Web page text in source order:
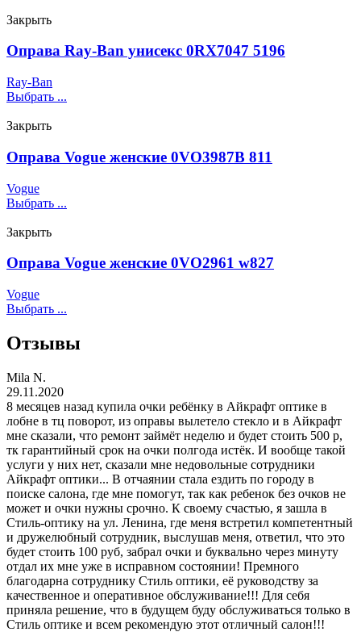
Закрыть
Оправа Ray-Ban унисекс 0RX7047 5196
Ray-Ban
Выбрать ...
Закрыть
Оправа Vogue женские 0VO3987B 811
Vogue
Выбрать ...
Закрыть
Оправа Vogue женские 0VO2961 w827
Vogue
Выбрать ...
Отзывы
Mila N.
29.11.2020
8 месяцев назад купила очки ребёнку в Айкрафт оптике в
лобне в тц поворот, из оправы вылетело стекло и в Айкрафт
мне сказали, что ремонт займёт неделю и будет стоить 500 р,
тк гарантийный срок на очки полгода истёк. И вообще такой
услуги у них нет, сказали мне недовольные сотрудники
Айкрафт оптики... В отчаянии стала ездить по городу в
поиске салона, где мне помогут, так как ребенок без очков не
может и очки нужны срочно. К своему счастью, я зашла в
Стиль-оптику на ул. Ленина, где меня встретил компетентный
и дружелюбный сотрудник, выслушав меня, ответил, что это
будет стоить 100 руб, забрал очки и буквально через минуту
отдал их мне уже в исправном состоянии! Премного
благодарна сотруднику Стиль оптики, её руководству за
качественное и оперативное обслуживание!!! Для себя
приняла решение, что в будущем буду обслуживаться только в
Стиль оптике и всем рекомендую этот отличный салон!!!